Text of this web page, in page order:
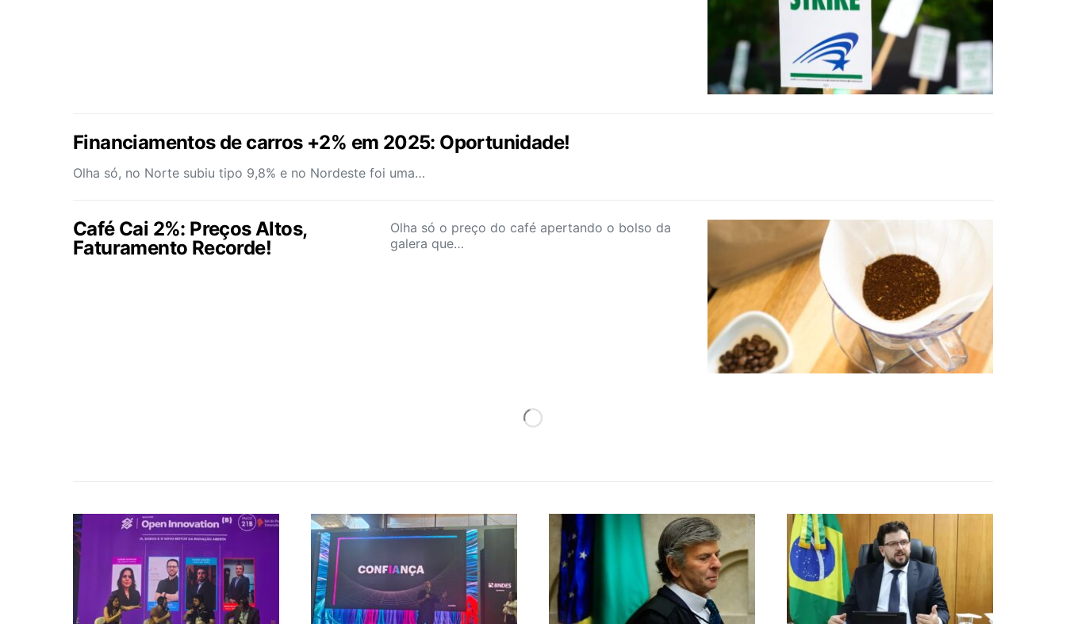
Financiamentos de carros +2% em 2025: Oportunidade!
Olha só, no Norte subiu tipo 9,8% e no Nordeste foi uma…
Café Cai 2%: Preços Altos,
Faturamento Recorde!
Olha só o preço do café apertando o bolso da
galera que…